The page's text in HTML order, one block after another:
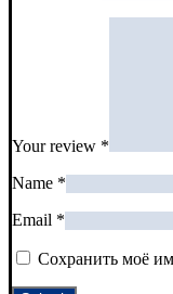
Your review *
Name *
Email *
Сохранить моё